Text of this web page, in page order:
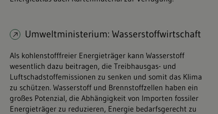
Umweltministerium: Wasserstoffwirtschaft
Als kohlenstofffreier Energieträger kann Wasserstoff
wesentlich dazu beitragen, die Treibhausgas- und
Luftschadstoffemissionen zu senken und somit das Klima
zu schützen. Wasserstoff und Brennstoffzellen haben ein
großes Potenzial, die Abhängigkeit von Importen fossiler
Energieträger zu reduzieren, Energie bedarfsgerecht zu